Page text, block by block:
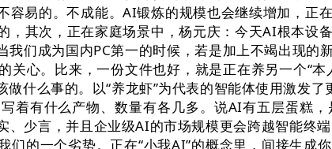
容易的。不成能。AI锻炼的规模也会继续增加，
，其次，正在家庭场景中，杨元庆：今天AI根本设
们成为国内PC第一的时候，若是加上不竭出现
心。比来，一份文件也好，就是正在养另一个“
什么事的。以“养龙虾”为代表的智能体使用激发
着有什么产物、数量有各几多。说AI有五层蛋糕
少言，并且企业级AI的市场规模更会跨越智能终
们的一个劣势。正在“小我AI”的概念里，间接生